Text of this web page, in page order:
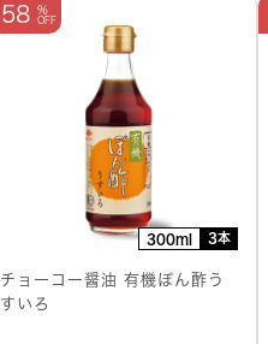
300ml 3本
58
チョーコー醤油 有機ぽん酢う
すいろ